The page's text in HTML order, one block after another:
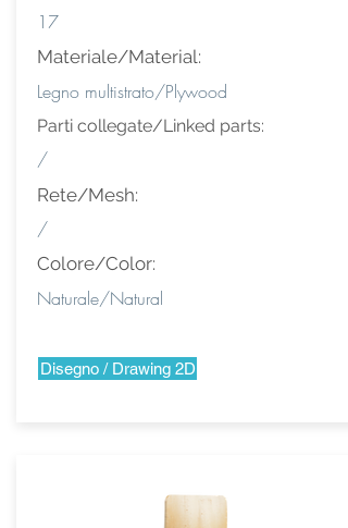
17
Materiale/Material:
Legno multistrato/Plywood
Parti collegate/Linked parts:
/
Rete/Mesh:
/
Colore/Color:
Naturale/Natural
Disegno / Drawing 2D